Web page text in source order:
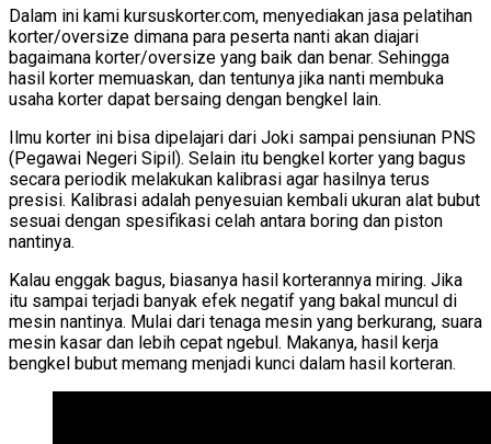
Dalam ini kami kursuskorter.com, menyediakan jasa pelatihan
korter/oversize dimana para peserta nanti akan diajari
bagaimana korter/oversize yang baik dan benar. Sehingga
hasil korter memuaskan, dan tentunya jika nanti membuka
usaha korter dapat bersaing dengan bengkel lain.
Ilmu korter ini bisa dipelajari dari Joki sampai pensiunan PNS
(Pegawai Negeri Sipil). Selain itu bengkel korter yang bagus
secara periodik melakukan kalibrasi agar hasilnya terus
presisi. Kalibrasi adalah penyesuian kembali ukuran alat bubut
sesuai dengan spesifikasi celah antara boring dan piston
nantinya.
Kalau enggak bagus, biasanya hasil korterannya miring. Jika
itu sampai terjadi banyak efek negatif yang bakal muncul di
mesin nantinya. Mulai dari tenaga mesin yang berkurang, suara
mesin kasar dan lebih cepat ngebul. Makanya, hasil kerja
bengkel bubut memang menjadi kunci dalam hasil korteran.